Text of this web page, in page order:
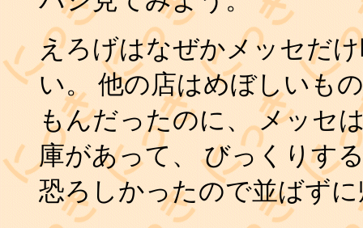
えろげはなぜかメッセだ
い。 他の店はめぼしいも
もんだったのに、 メッセ
庫があって、 びっくりす
恐ろしかったので並ばず